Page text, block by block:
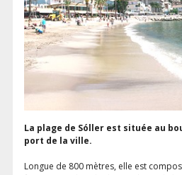
La plage de Sóller est située au
port de la ville.
Longue de 800 mètres, elle est